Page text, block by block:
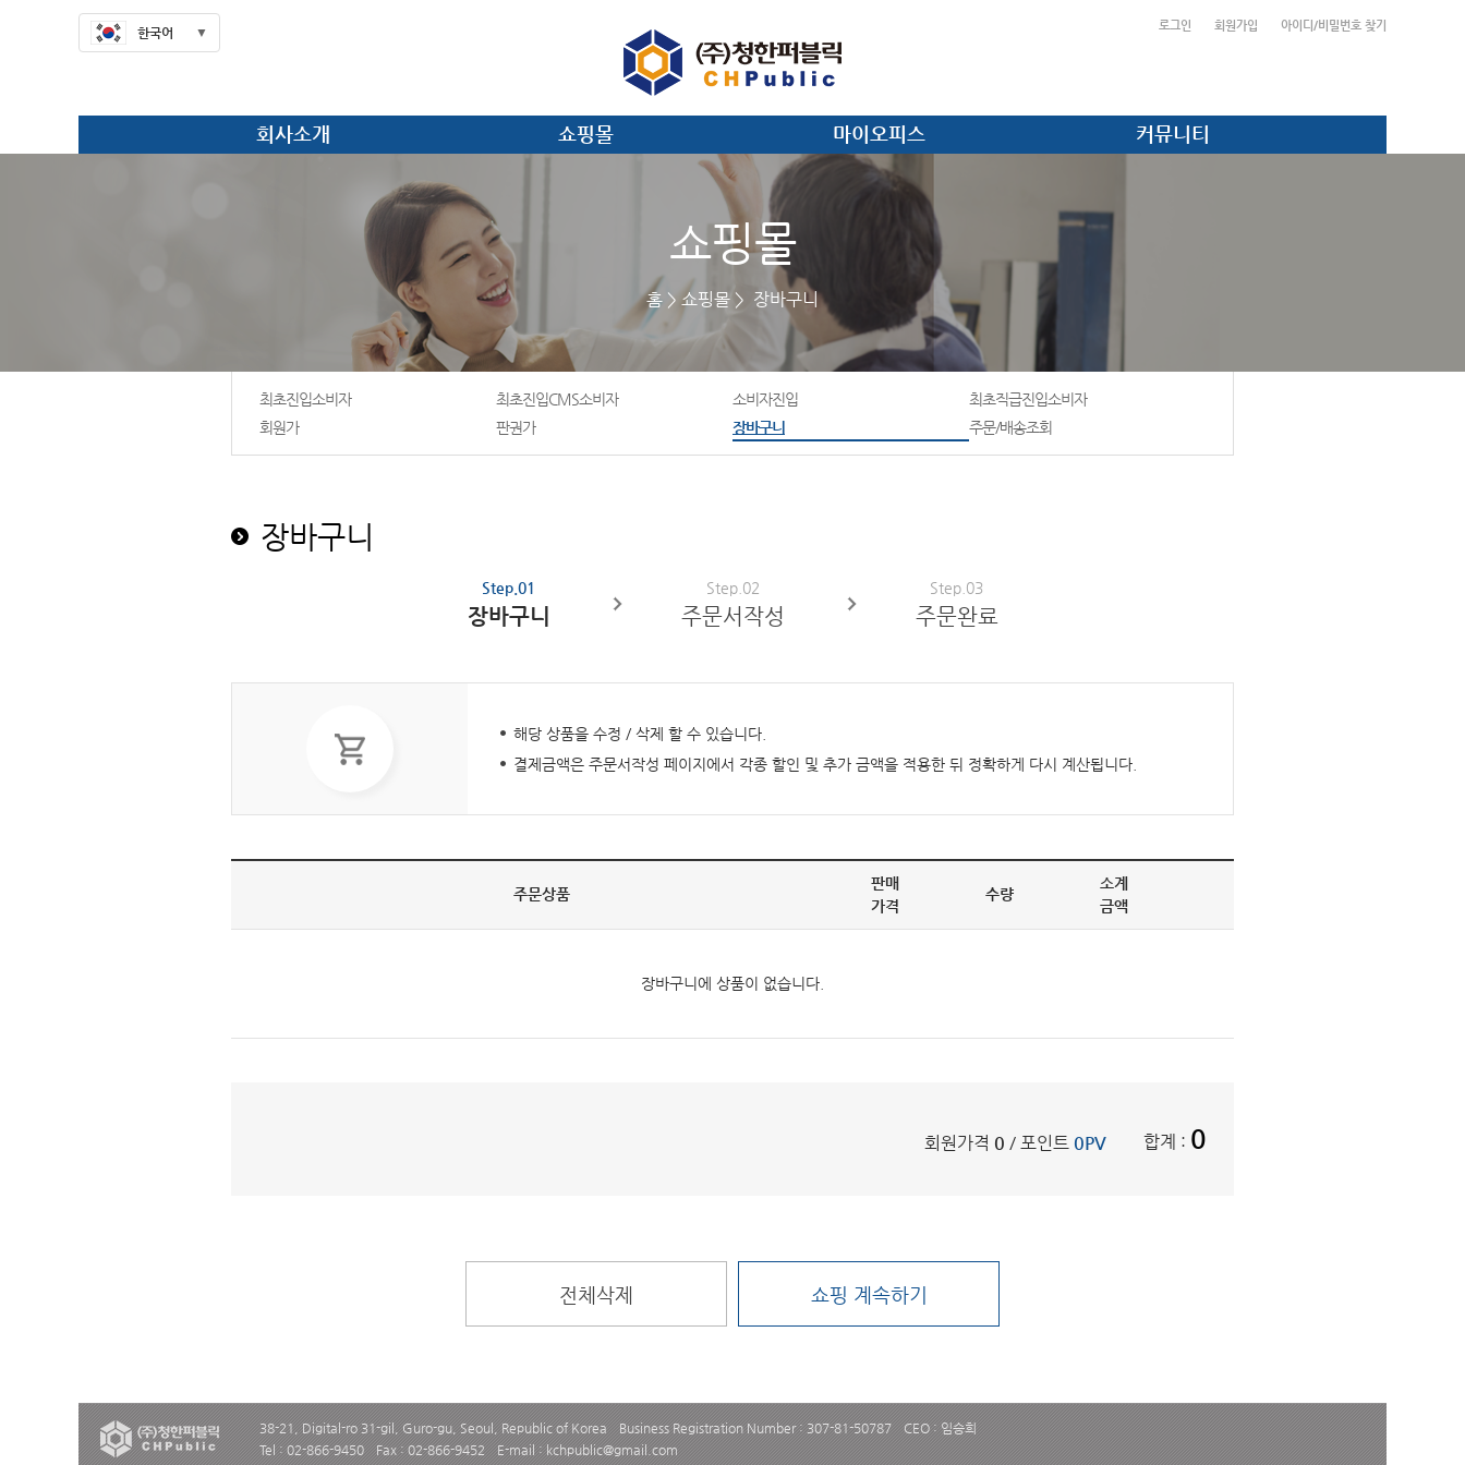
한국어 로그인 회원가입 아이디/비밀번호 찾기
회사소개 쇼핑몰 마이오피스 커뮤니티
쇼핑몰
홈 쇼핑몰 장바구니
최초진입소비자 최초진입CMS소비자 소비자진입
최초직급진입소비자
회원가
판권가 장바구니 주문/배송조회
장바구니
Step.01
장바구니
Step.02
주문서작성
Step.03
주문완료
해당 상품을 수정 / 삭제 할 수 있습니다.
결제금액은 주문서작성 페이지에서 각종 할인 및 추가 금액을 적용한 뒤 정확하게 다시 계산됩니다.
주문상품
판매
가격
수량
소계
금액
장바구니에 상품이 없습니다.
회원가격 0 / 포인트 0PV 합계 : 0
전체삭제 쇼핑 계속하기
38-21, Digital-ro 31-gil, Guro-gu, Seoul, Republic of Korea Business Registration Number : 307-81-50787
CEO : 임승희
Tel : 02-866-9450
Fax : 02-866-9452 E-mail : kchpublic@gmail.com